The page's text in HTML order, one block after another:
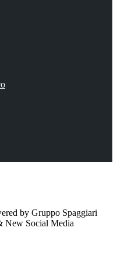
by Gruppo Spaggiari
New Social Media